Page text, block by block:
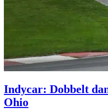
Indycar: Dobbelt
Ohio